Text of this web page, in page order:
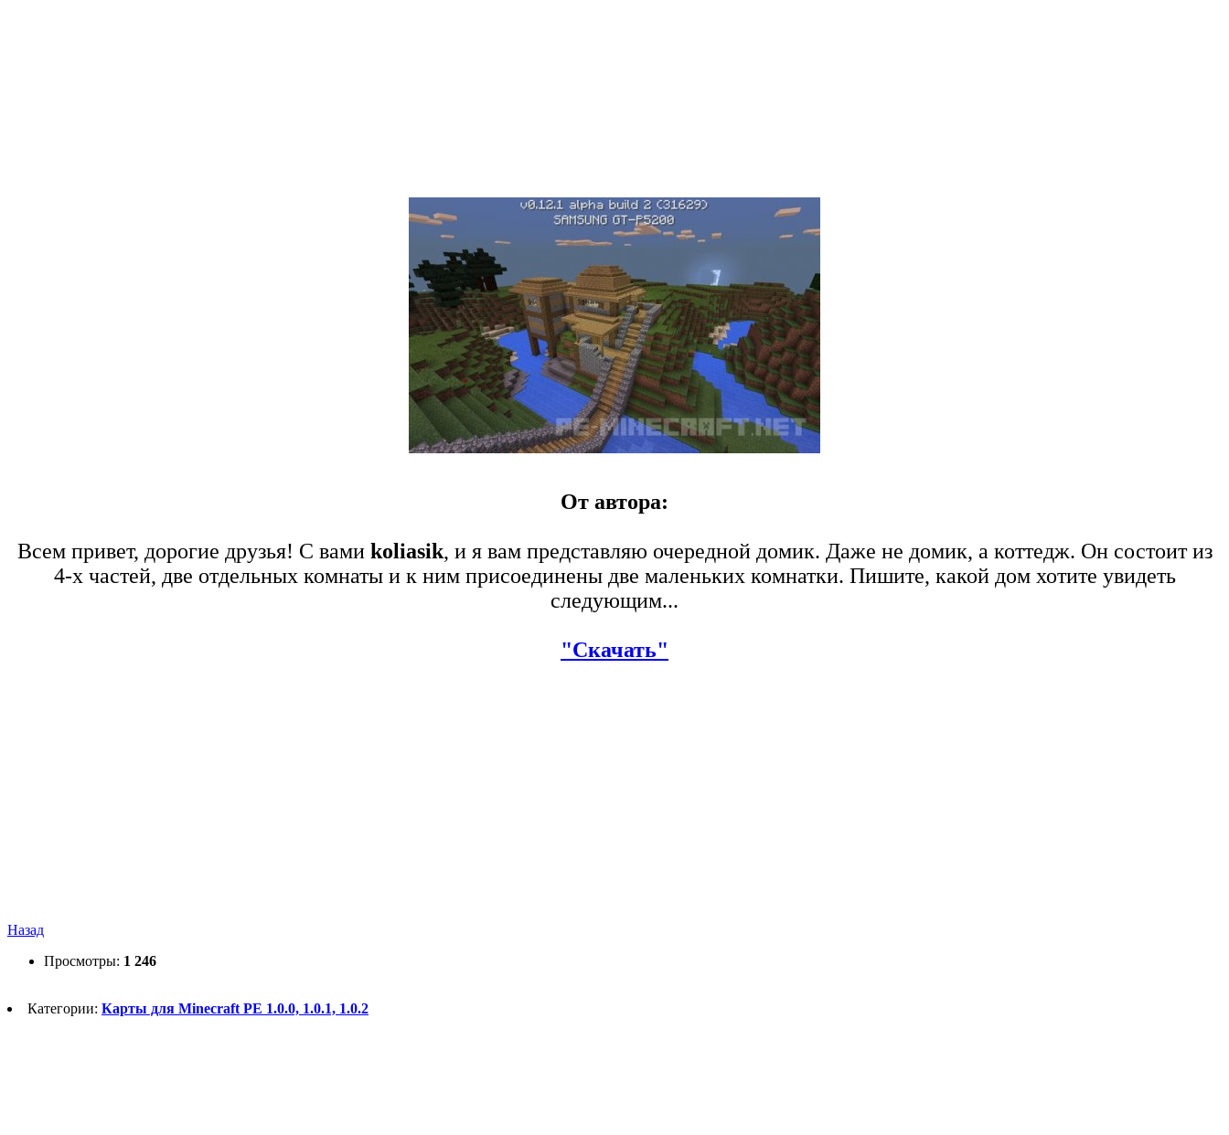
От автора:
Всем привет, дорогие друзья! С вами koliasik, и я вам представляю очередной домик. Даже не домик, а коттедж. Он состоит из
4-х частей, две отдельных комнаты и к ним присоединены две маленьких комнатки. Пишите, какой дом хотите увидеть
следующим...
"Скачать"
Назад
Просмотры: 1 246
Категории: Карты для Minecraft PE 1.0.0, 1.0.1, 1.0.2